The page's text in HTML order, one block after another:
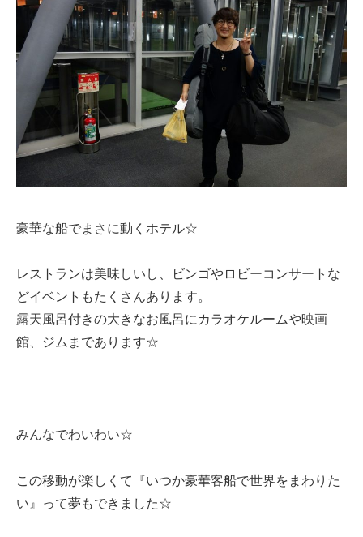
豪華な船でまさに動くホテル☆
レストランは美味しいし、ビンゴやロビーコンサートな
どイベントもたくさんあります。
露天風呂付きの大きなお風呂にカラオケルームや映画
館、ジムまであります☆
みんなでわいわい☆
この移動が楽しくて『いつか豪華客船で世界をまわりた
い』って夢もできました☆